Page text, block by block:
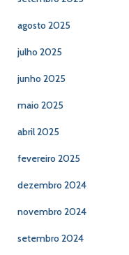
agosto 2025
julho 2025
junho 2025
maio 2025
abril 2025
fevereiro 2025
dezembro 2024
novembro 2024
setembro 2024